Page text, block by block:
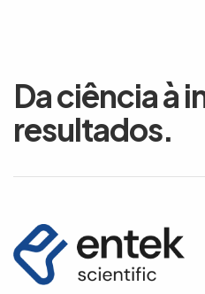
Da ciência à
resultados.